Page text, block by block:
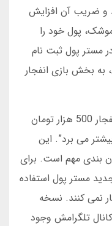
و ضریب آن افزایش
پول خود را
مستر پول ثبت نام
به بخش بازی انفجار
یکی از دوستانم گفت: “من در بازی انفجار 500 هزار تومان
می برد”. این
بندی مهم است. برای
مستر پول استفاده
نمی کنند. نسخه
تلگرامش وجود